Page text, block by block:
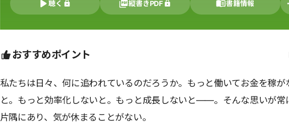
聴く 縦書きPDF 書籍情報
おすすめポイント
私たちは日々、何に追われているのだろうか。もっと働いてお金を稼が
と。もっと効率化しないと。もっと成長しないと――。そんな思いが常
片隅にあり、気が休まることがない。